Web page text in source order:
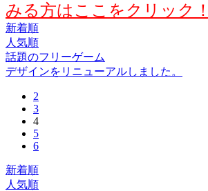
みる方はここをクリック！
新着順
人気順
話題のフリーゲーム
デザインをリニューアルしました。
2
3
4
5
6
新着順
人気順